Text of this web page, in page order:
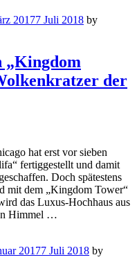
20177 Juli 2018 by
„Kingdom
der
hat erst vor sieben
fertiggestellt und damit
Doch spätestens
mit dem „Kingdom Tower“
das Luxus-Hochhaus aus
Himmel …
20177 Juli 2018 by